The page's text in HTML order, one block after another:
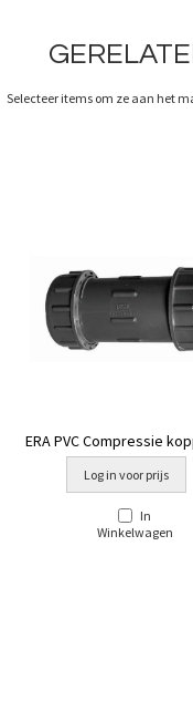
Selecteer items om ze aan het
ERA PVC Compressie
mm
Log in voor prijs
In
Winkelwagen